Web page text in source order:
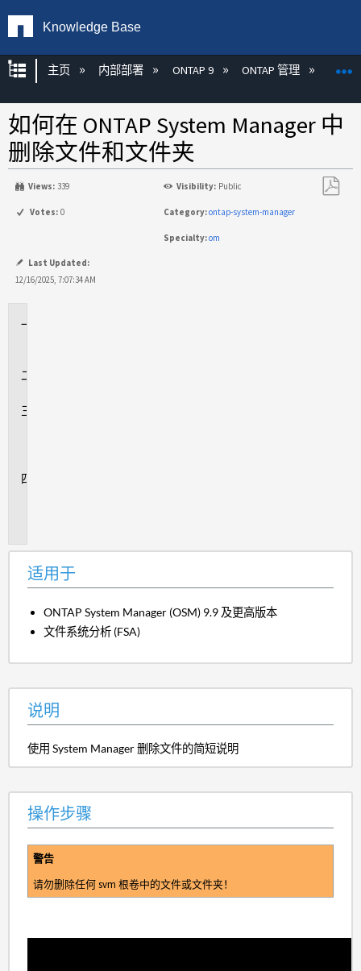
Knowledge Base
扩展/隐缩全局层次
主页 内部部署 ONTAP 9 ONTAP 管理
如何在 ONTAP System Manager 中
删除文件和文件夹
Views: 339 Visibility: Public
Votes: 0 Category:ontap-system-manager
Specialty:om
Last Updated:
12/16/2025, 7:07:34 AM
适用于
ONTAP System Manager (OSM) 9.9 及更高版本
文件系统分析 (FSA)
说明
使用 System Manager 删除文件的简短说明
操作步骤
警告
请勿删除任何 svm 根卷中的文件或文件夹！